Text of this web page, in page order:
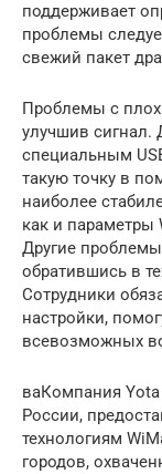
поддерживает
проблемы
свежий пакет
Проблемы с
улучшив сигнал.
специальным
такую точку в
наиболее
как и параметры
Другие
обратившись в
Сотрудники
настройки,
всевозможных
ваКомпания
России,
технологиям
городов,